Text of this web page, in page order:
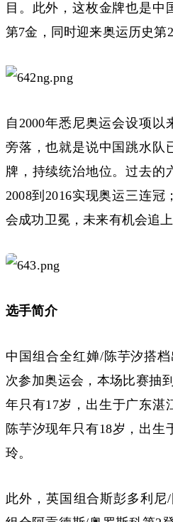
目。此外，这枚金牌也是中
第7金，同时迎来奥运历史第
自2000年悉尼奥运会设项以
旁落，也就是说中国跳水队
牌，持续统治地位。过去的
2008到2016实现奥运三连
会成功卫冕，未来有机会追上
选手简介
中国组合全红婵/陈芋汐搭
次参加奥运会，本场比赛抽
年只有17岁，出生于广东湛
陈芋汐现年只有18岁，出生
玲。
此外，英国组合斯彭多利尼